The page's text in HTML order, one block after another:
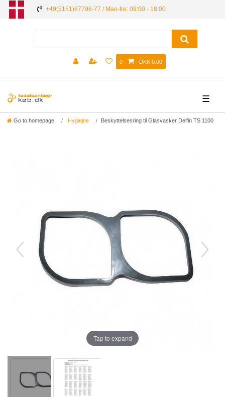
+49(5151)87798-77 / Man-fre: 09:00 - 18:00
0 DKK 0.00
☰
Go to homepage Hygiejne Beskyttelsesring til Glasvasker Delfin TS 1100
Tap to expand